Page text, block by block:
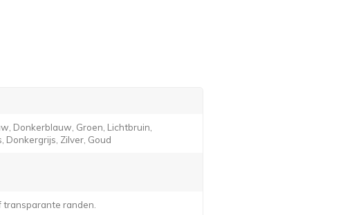
Donkerblauw, Groen, Lichtbruin,
Donkergrijs, Zilver, Goud
randen.